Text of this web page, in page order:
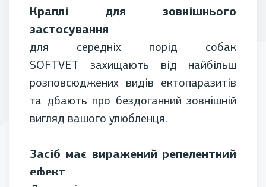
Краплі для зовнішнього
застосування
для середніх порід собак
SOFTVET захищають від найбільш
розповсюджених видів ектопаразитів
та дбають про бездоганний зовнішній
вигляд вашого улюбленця.
Засіб має виражений репелентний
ефект